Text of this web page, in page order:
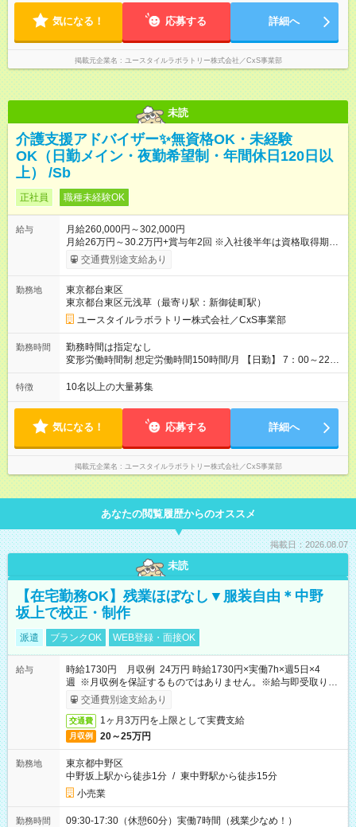
間程度）
気になる！ 応募する 詳細へ
掲載元企業名 ユースタイルラボラトリー株式会社／CxS事業部
未読
介護支援アドバイザー✨無資格OK・未経験
OK（日勤メイン・夜勤希望制・年間休日120日以
上） /Sb
正社員 職種未経験OK
給与
月給260,000円～302,000円
月給26万円～30.2万円+賞与年2回 ※入社後半年は資格取得期間
として研修月給22.9万円～になる場合がございます。 （保有資
格・経験等により変動） 【入社後のモデル月収】 ［入社］ 無
／月収26万円 ［入社3年］ エリアリーダー・介護福祉士／月
収30.2万円 ［入社3年目以降］ ジュニアコーディネー／月収
37.5万円以上 ※経験・能力等を考慮。 【試用期間】試用期間あ
り 試用期間の長さ：2ヶ月 雇用形態、給与は本採用時と同じで
す。
交通費別途支給あり
勤務地
東京都台東区
東京都台東区元浅草（最寄り駅：新御徒町駅）
ユースタイルラボラトリー株式会社／CxS事業部
勤務時間
勤務時間は指定なし
変形労働時間制 想定労働時間150時間/月 【日勤】 7：00～22：
00の間で7.5時間勤務／休憩1時間 【夜勤】 17：00～翌10：00
の15時間勤務／休憩2時間 ※勤務時間は各施設のシフトによるシ
程度）
特徴 10名以上の大量募集
気になる！ 応募する 詳細へ
掲載元企業名 ユースタイルラボラトリー株式会社／CxS事業部
あなたの閲覧履歴からのオススメ
掲載日：2026.08.07
未読
【在宅勤務OK】残業ほぼなし▼服装自由＊中野
坂上で校正・制作
派遣 ブランクOK WEB登録・面接OK
給与
時給1730円 月収例 24万円 時給1730円×実働7h×週5日×4
週 ※月収例を保証するものではありません。※給与即受取りサ
ービス利用可（利用条件有）
交通費別途支給あり
交通費 1ヶ月3万円を上限として実費支給
月収例 20～25万円
勤務地
東京都中野区
中野坂上駅から徒歩1分 / 東中野駅から徒歩15分
小売業
勤務時間 09:30-17:30（休憩60分）実働7時間（残業少なめ！）